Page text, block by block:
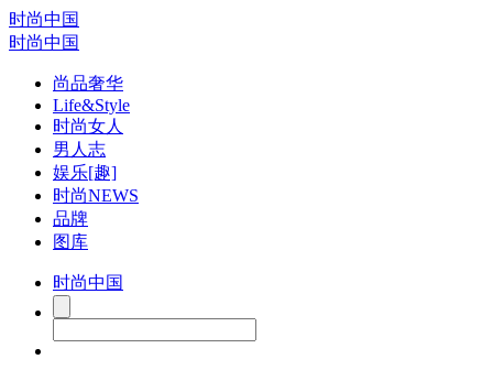
时尚中国
时尚中国
尚品奢华
Life&Style
时尚女人
男人志
娱乐[趣]
时尚NEWS
品牌
图库
时尚中国